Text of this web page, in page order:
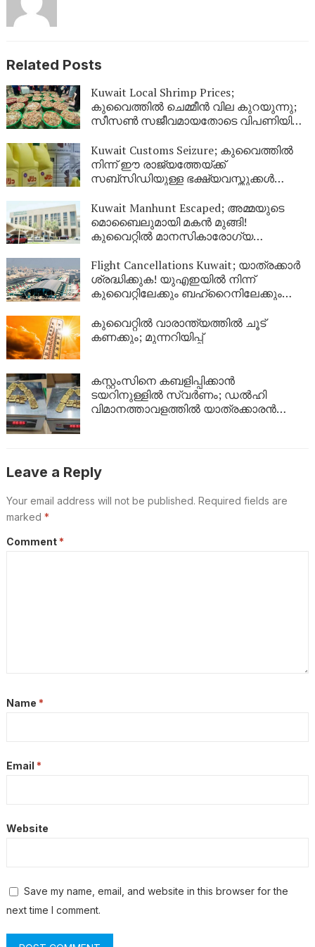
Related Posts
Kuwait Local Shrimp Prices;
കുവൈത്തിൽ ചെമ്മീൻ വില കുറയുന്നു;
സീസൺ സജീവമായതോടെ വിപണിയിൽ
Kuwait Customs Seizure; കുവൈത്തിൽ
നിന്ന് ഈ രാജ്യത്തേയ്ക്ക്
സബ്സിഡിയുള്ള ഭക്ഷ്യവസ്തുക്കൾ
Kuwait Manhunt Escaped; അമ്മയുടെ
മൊബൈലുമായി മകൻ മുങ്ങി!
കുവൈറ്റിൽ മാനസികാരോഗ്യ
യുവാവിനായി പോലീസ് തിരച്ചിൽ
Flight Cancellations Kuwait; യാത്രക്കാർ
ശ്രദ്ധിക്കുക! യുഎഇയിൽ നിന്ന്
കുവൈറ്റിലേക്കും ബഹ്‌റൈനിലേക്കും
ഇങ്ങനെ
കുവൈറ്റിൽ വാരാന്ത്യത്തിൽ ചൂട്
കണക്കും; മുന്നറിയിപ്പ്
കസ്റ്റംസിനെ കബളിപ്പിക്കാൻ
ടയറിനുള്ളിൽ സ്വർണം; ഡൽഹി
വിമാനത്താവളത്തിൽ യാത്രക്കാരൻ
Leave a Reply
Your email address will not be published. Required fields are
marked *
Comment *
Name *
Email *
Website
Save my name, email, and website in this browser for the
next time I comment.